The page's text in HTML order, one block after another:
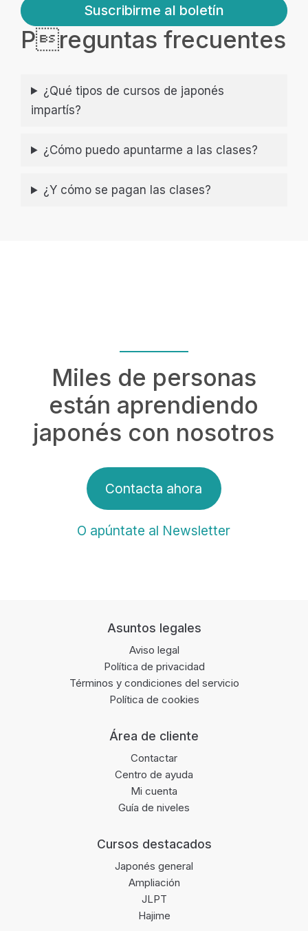
Suscribirme al boletín
Preguntas frecuentes
¿Qué tipos de cursos de japonés
impartís?
¿Cómo puedo apuntarme a las clases?
¿Y cómo se pagan las clases?
Miles de personas
están aprendiendo
japonés con nosotros
Contacta ahora
O apúntate al Newsletter
Asuntos legales
Aviso legal
Política de privacidad
Términos y condiciones del servicio
Política de cookies
Área de cliente
Contactar
Centro de ayuda
Mi cuenta
Guía de niveles
Cursos destacados
Japonés general
Ampliación
JLPT
Hajime